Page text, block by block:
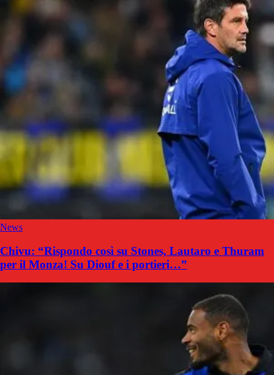
News
Chivu: “Rispondo così su Stones, Lautaro e Thuram
per il Monza! Su Diouf e i portieri…”